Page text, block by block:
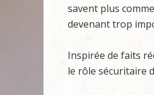
savent plus
devenant trop
Inspirée de faits
le rôle sécuritaire